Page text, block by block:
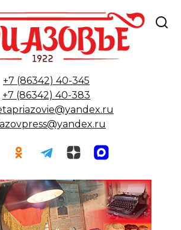
+7 (86342) 40-345
+7 (86342) 40-383